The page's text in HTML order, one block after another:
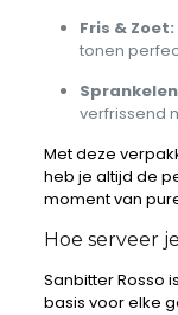
Fris & Zoet:
tonen
verfrissend
Met deze
heb je altijd de
moment van
Hoe serveer
Sanbitter Rosso
basis voor elke